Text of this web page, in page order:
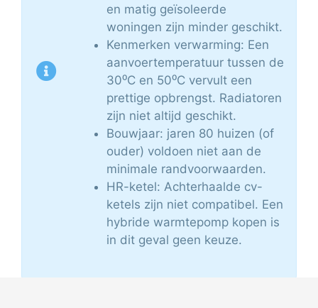
en matig geïsoleerde
woningen zijn minder geschikt.
Kenmerken verwarming: Een
aanvoertemperatuur tussen de
30⁰C en 50⁰C vervult een
prettige opbrengst. Radiatoren
zijn niet altijd geschikt.
Bouwjaar: jaren 80 huizen (of
ouder) voldoen niet aan de
minimale randvoorwaarden.
HR-ketel: Achterhaalde cv-
ketels zijn niet compatibel. Een
hybride warmtepomp kopen is
in dit geval geen keuze.